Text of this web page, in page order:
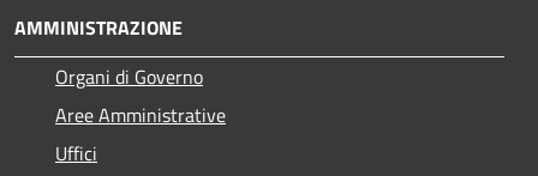
AMMINISTRAZIONE
Organi di Governo
Aree Amministrative
Uffici